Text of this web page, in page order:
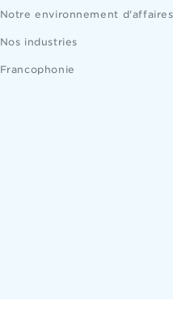
Notre environnement d'affaires
Nos industries
Francophonie